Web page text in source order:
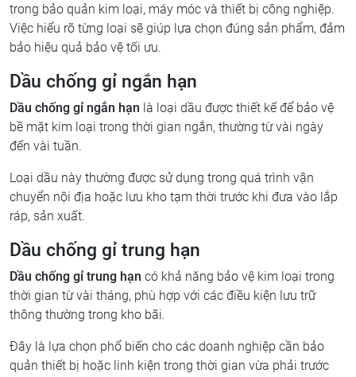
trong bảo quản kim loại, máy móc và thiết bị công nghiệp.
Việc hiểu rõ từng loại sẽ giúp lựa chọn đúng sản phẩm, đảm
bảo hiệu quả bảo vệ tối ưu.
Dầu chống gỉ ngắn hạn
Dầu chống gỉ ngắn hạn là loại dầu được thiết kế để bảo vệ
bề mặt kim loại trong thời gian ngắn, thường từ vài ngày
đến vài tuần.
Loại dầu này thường được sử dụng trong quá trình vận
chuyển nội địa hoặc lưu kho tạm thời trước khi đưa vào lắp
ráp, sản xuất.
Dầu chống gỉ trung hạn
Dầu chống gỉ trung hạn có khả năng bảo vệ kim loại trong
thời gian từ vài tháng, phù hợp với các điều kiện lưu trữ
thông thường trong kho bãi.
Đây là lựa chọn phổ biến cho các doanh nghiệp cần bảo
quản thiết bị hoặc linh kiện trong thời gian vừa phải trước